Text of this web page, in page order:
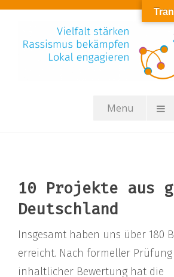
Skip
content
Menu
10 Projekte aus
Deutschland
Insgesamt haben uns über 180
erreicht. Nach formeller
inhaltlicher Bewertung hat die